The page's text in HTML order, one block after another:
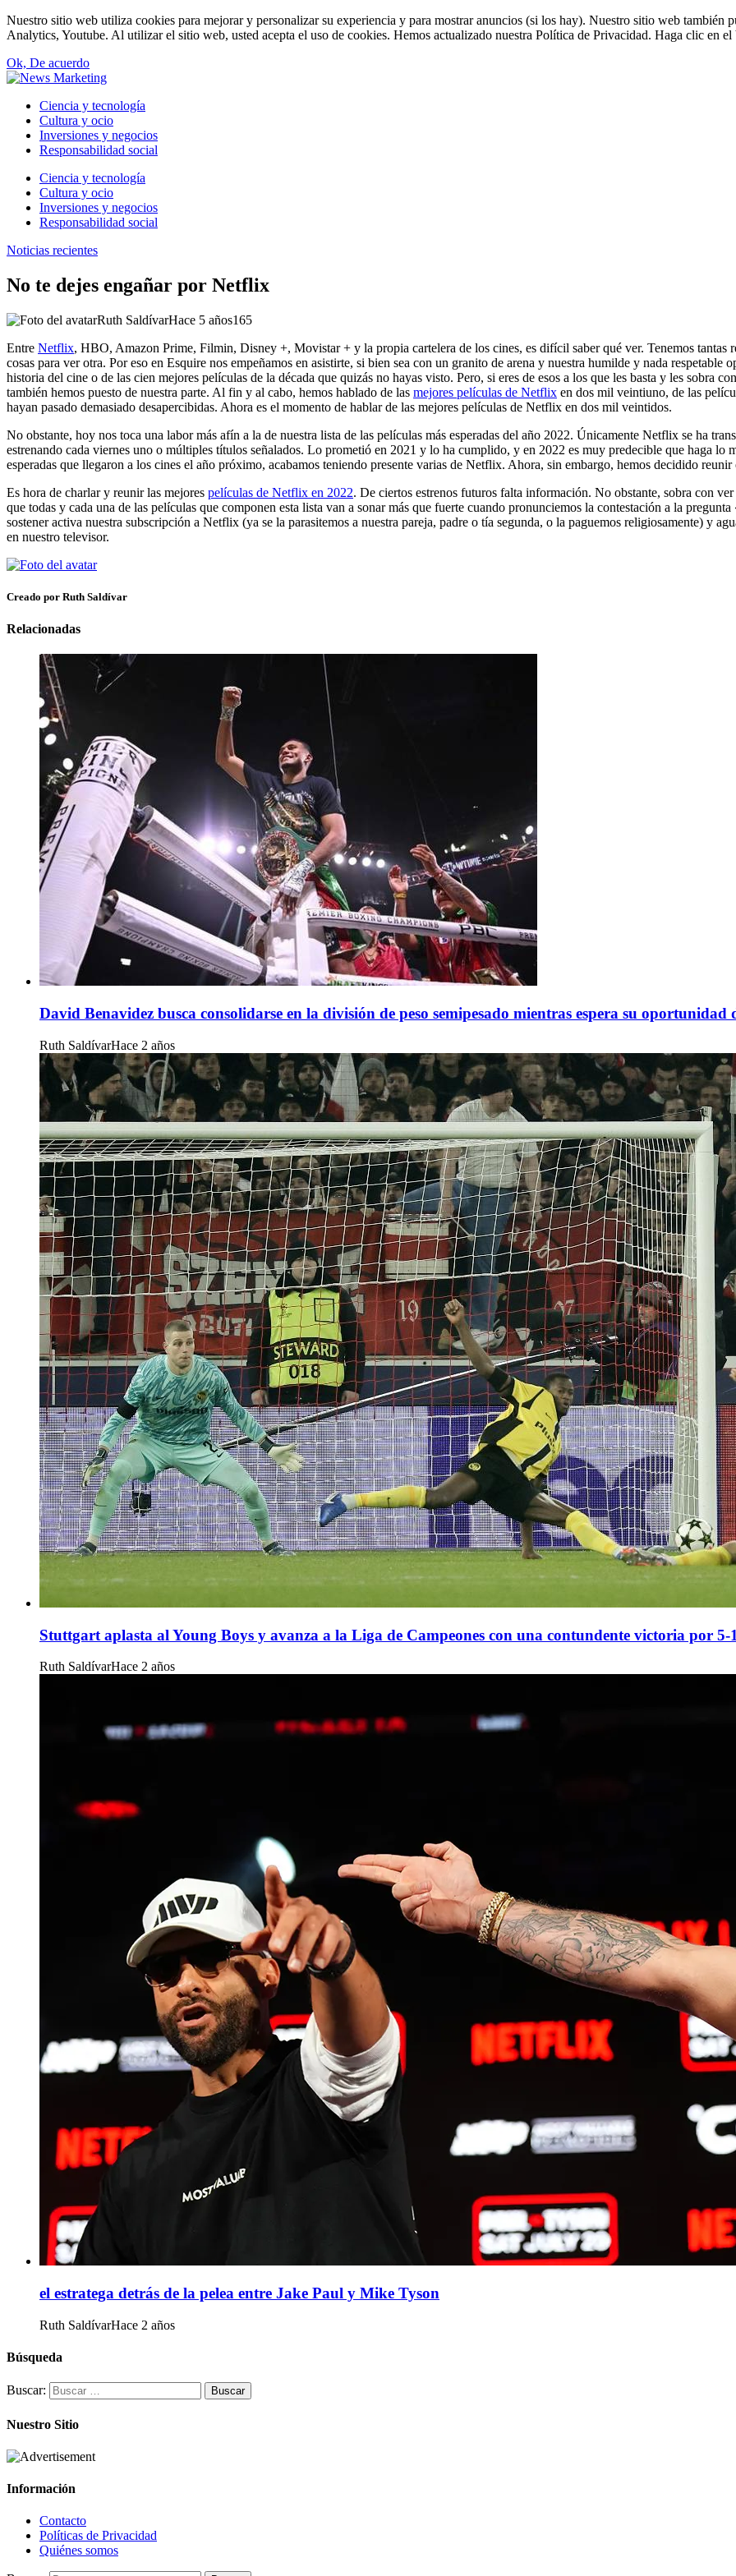
Nuestro sitio web utiliza cookies para mejorar y personalizar su experiencia y para mostrar anuncios (si los hay). Nuestro sitio web también
Analytics, Youtube. Al utilizar el sitio web, usted acepta el uso de cookies. Hemos actualizado nuestra Política de Privacidad. Haga clic en
Ok, De acuerdo
Ciencia y tecnología
Cultura y ocio
Inversiones y negocios
Responsabilidad social
Ciencia y tecnología
Cultura y ocio
Inversiones y negocios
Responsabilidad social
Noticias recientes
No te dejes engañar por Netflix
Ruth SaldívarHace 5 años165
Entre Netflix, HBO, Amazon Prime, Filmin, Disney +, Movistar + y la propia cartelera de los cines, es difícil saber qué ver. Tenemos tantas
cosas para ver otra. Por eso en Esquire nos empeñamos en asistirte, si bien sea con un granito de arena y nuestra humilde y nada
historia del cine o de las cien mejores películas de la década que quizás no hayas visto. Pero, si eres de esos a los que les basta y les sobra
también hemos puesto de nuestra parte. Al fin y al cabo, hemos hablado de las mejores películas de Netflix en dos mil veintiuno, de las
hayan pasado demasiado desapercibidas. Ahora es el momento de hablar de las mejores películas de Netflix en dos mil veintidos.
No obstante, hoy nos toca una labor más afín a la de nuestra lista de las películas más esperadas del año 2022. Únicamente Netflix se ha
estrenando cada viernes uno o múltiples títulos señalados. Lo prometió en 2021 y lo ha cumplido, y en 2022 es muy predecible que haga lo
esperadas que llegaron a los cines el año próximo, acabamos teniendo presente varias de Netflix. Ahora, sin embargo, hemos decidido
Es hora de charlar y reunir las mejores películas de Netflix en 2022. De ciertos estrenos futuros falta información. No obstante, sobra con
que todas y cada una de las películas que componen esta lista van a sonar más que fuerte cuando pronunciemos la contestación a la
sostener activa nuestra subscripción a Netflix (ya se la parasitemos a nuestra pareja, padre o tía segunda, o la paguemos religiosamente) y
en nuestro televisor.
Creado por Ruth Saldívar
Relacionadas
David Benavidez busca consolidarse en la división de peso semipesado mientras espera su
Ruth SaldívarHace 2 años
Stuttgart aplasta al Young Boys y avanza a la Liga de Campeones con una contundente victoria por 5-
Ruth SaldívarHace 2 años
el estratega detrás de la pelea entre Jake Paul y Mike Tyson
Ruth SaldívarHace 2 años
Búsqueda
Buscar:
Nuestro Sitio
Información
Contacto
Políticas de Privacidad
Quiénes somos